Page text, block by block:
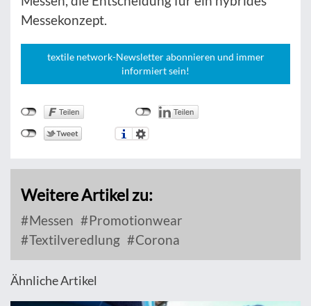
Messekonzept.
textile network-Newsletter abonnieren und immer
informiert sein!
Weitere Artikel zu:
Messen
Promotionwear
Textilveredlung
Corona
Ähnliche Artikel